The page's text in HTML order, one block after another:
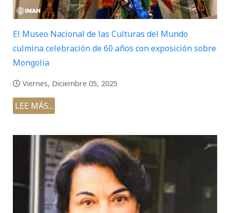
El Museo Nacional de las Culturas del Mundo
culmina celebración de 60 años con exposición sobre
Mongolia
Viernes, Diciembre 05, 2025
LEE MÁS...